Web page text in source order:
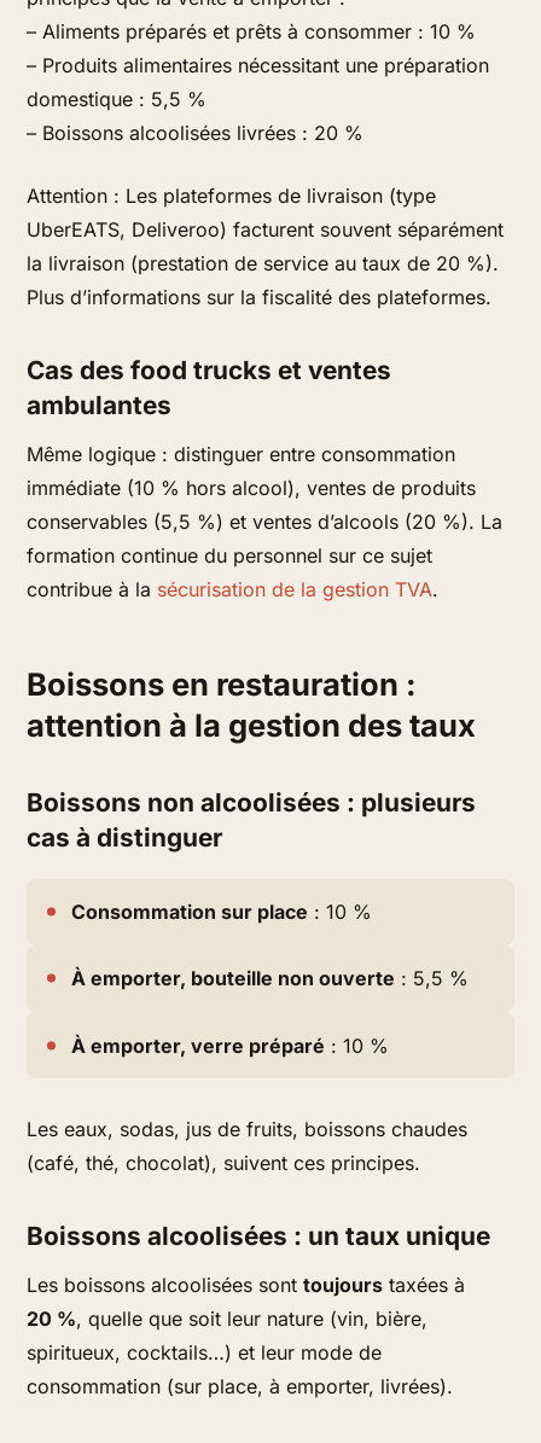
– Aliments préparés et prêts à consommer : 10 %
– Produits alimentaires nécessitant une préparation
domestique : 5,5 %
– Boissons alcoolisées livrées : 20 %
Attention : Les plateformes de livraison (type
UberEATS, Deliveroo) facturent souvent séparément
la livraison (prestation de service au taux de 20 %).
Plus d’informations sur la fiscalité des plateformes.
Cas des food trucks et ventes
ambulantes
Même logique : distinguer entre consommation
immédiate (10 % hors alcool), ventes de produits
conservables (5,5 %) et ventes d’alcools (20 %). La
formation continue du personnel sur ce sujet
contribue à la sécurisation de la gestion TVA.
Boissons en restauration :
attention à la gestion des taux
Boissons non alcoolisées : plusieurs
cas à distinguer
Consommation sur place : 10 %
À emporter, bouteille non ouverte : 5,5 %
À emporter, verre préparé : 10 %
Les eaux, sodas, jus de fruits, boissons chaudes
(café, thé, chocolat), suivent ces principes.
Boissons alcoolisées : un taux unique
Les boissons alcoolisées sonttoujours taxées à
20 %, quelle que soit leur nature (vin, bière,
spiritueux, cocktails…) et leur mode de
consommation (sur place, à emporter, livrées).